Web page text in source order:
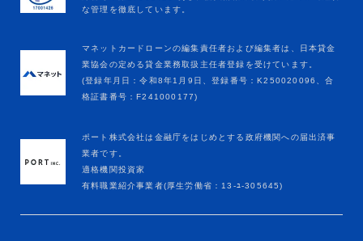
マネットカードローンの編集責任者および編集者は、日本貸金
業協会の定める貸金業務取扱主任者登録を受けています。
(登録年月日：令和8年1月9日、登録番号：K250020096、合
格証書番号：F241000177)
ポート株式会社は金融庁をはじめとする政府機関への届出済事
業者です。
適格機関投資家
有料職業紹介事業者(厚生労働省：13-ﾕ-305645)